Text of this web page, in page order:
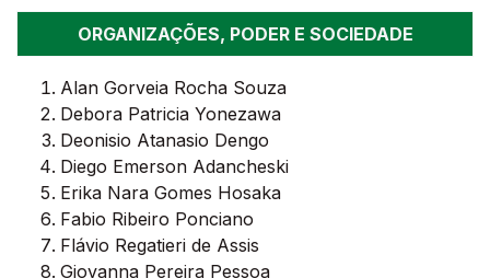
ORGANIZAÇÕES, PODER E SOCIEDADE
Alan Gorveia Rocha Souza
Debora Patricia Yonezawa
Deonisio Atanasio Dengo
Diego Emerson Adancheski
Erika Nara Gomes Hosaka
Fabio Ribeiro Ponciano
Flávio Regatieri de Assis
Giovanna Pereira Pessoa